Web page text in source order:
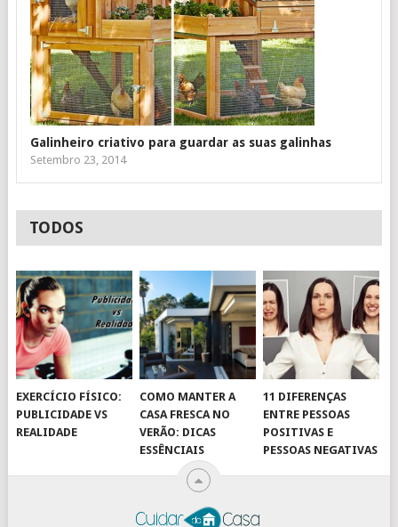
Galinheiro criativo para guardar as suas galinhas
Setembro 23, 2014
TODOS
EXERCÍCIO FÍSICO:
PUBLICIDADE VS
REALIDADE
COMO MANTER A
CASA FRESCA NO
VERÃO: DICAS
ESSÊNCIAIS
11 DIFERENÇAS
ENTRE PESSOAS
POSITIVAS E
PESSOAS NEGATIVAS